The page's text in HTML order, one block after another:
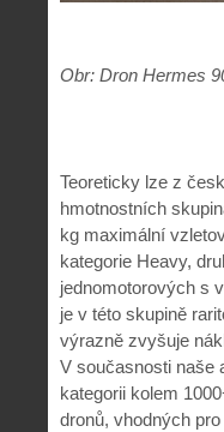
Obr: Dron Hermes
Teoreticky lze z
hmotnostních
kg maximální
kategorie Heavy,
jednomotorových s
je v této skupině
výrazně zvyšuje
V současnosti naše
kategorii kolem
dronů, vhodných